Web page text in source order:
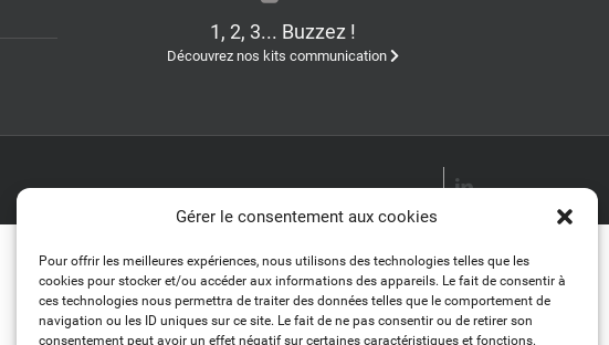
Gérer le consentement aux cookies
Pour offrir les meilleures expériences, nous utilisons des technologies telles que les
cookies pour stocker et/ou accéder aux informations des appareils. Le fait de consentir à
ces technologies nous permettra de traiter des données telles que le comportement de
navigation ou les ID uniques sur ce site. Le fait de ne pas consentir ou de retirer son
consentement peut avoir un effet négatif sur certaines caractéristiques et fonctions.
1, 2, 3... Buzzez !
Découvrez nos kits communication
LinkedIn